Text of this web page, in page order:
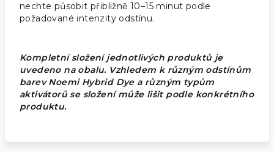
nechte působit přibližně 10–15 minut podle
požadované intenzity odstínu.
Kompletní složení jednotlivých produktů je
uvedeno na obalu. Vzhledem k různým odstínům
barev Noemi Hybrid Dye a různým typům
aktivátorů se složení může lišit podle konkrétního
produktu.